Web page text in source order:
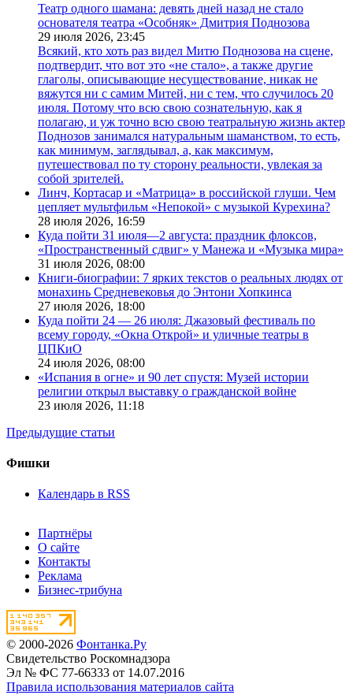
Театр одного шамана: девять дней назад не стало
основателя театра «Особняк» Дмитрия Поднозова
29 июля 2026, 23:45
Всякий, кто хоть раз видел Митю Поднозова на сцене,
подтвердит, что вот это «не стало», а также другие
глаголы, описывающие несуществование, никак не
вяжутся ни с самим Митей, ни с тем, что случилось 20
июля. Потому что всю свою сознательную, как я
полагаю, и уж точно всю свою театральную жизнь актер
Поднозов занимался натуральным шаманством, то есть,
как минимум, заглядывал, а, как максимум,
путешествовал по ту сторону реальности, увлекая за
собой зрителей.
Линч, Кортасар и «Матрица» в российской глуши. Чем
цепляет мультфильм «Непокой» с музыкой Курехина?
28 июля 2026, 16:59
Куда пойти 31 июля—2 августа: праздник флоксов,
«Пространственный сдвиг» у Манежа и «Музыка мира»
31 июля 2026, 08:00
Книги-биографии: 7 ярких текстов о реальных людях от
монахинь Средневековья до Энтони Хопкинса
27 июля 2026, 18:00
Куда пойти 24 — 26 июля: Джазовый фестиваль по
всему городу, «Окна Открой» и уличные театры в
ЦПКиО
24 июля 2026, 08:00
«Испания в огне» и 90 лет спустя: Музей истории
религии открыл выставку о гражданской войне
23 июля 2026, 11:18
Предыдущие статьи
Фишки
Календарь в RSS
Партнёры
О сайте
Контакты
Реклама
Бизнес-трибуна
© 2000-2026 Фонтанка.Ру
Свидетельство Роскомнадзора
Эл № ФС 77-66333 от 14.07.2016
Правила использования материалов сайта